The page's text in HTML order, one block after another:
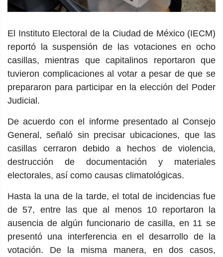
El Instituto Electoral de la Ciudad de México (IECM)
reportó la suspensión de las votaciones en ocho
casillas, mientras que capitalinos reportaron que
tuvieron complicaciones al votar a pesar de que se
prepararon para participar en la elección del Poder
Judicial.
De acuerdo con el informe presentado al Consejo
General, señaló sin precisar ubicaciones, que las
casillas cerraron debido a hechos de violencia,
destrucción de documentación y materiales
electorales, así como causas climatológicas.
Hasta la una de la tarde, el total de incidencias fue
de 57, entre las que al menos 10 reportaron la
ausencia de algún funcionario de casilla, en 11 se
presentó una interferencia en el desarrollo de la
votación. De la misma manera, en dos casos,